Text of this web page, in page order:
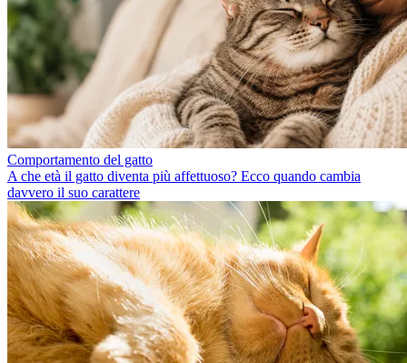
Comportamento del gatto
A che età il gatto diventa più affettuoso? Ecco quando cambia
davvero il suo carattere